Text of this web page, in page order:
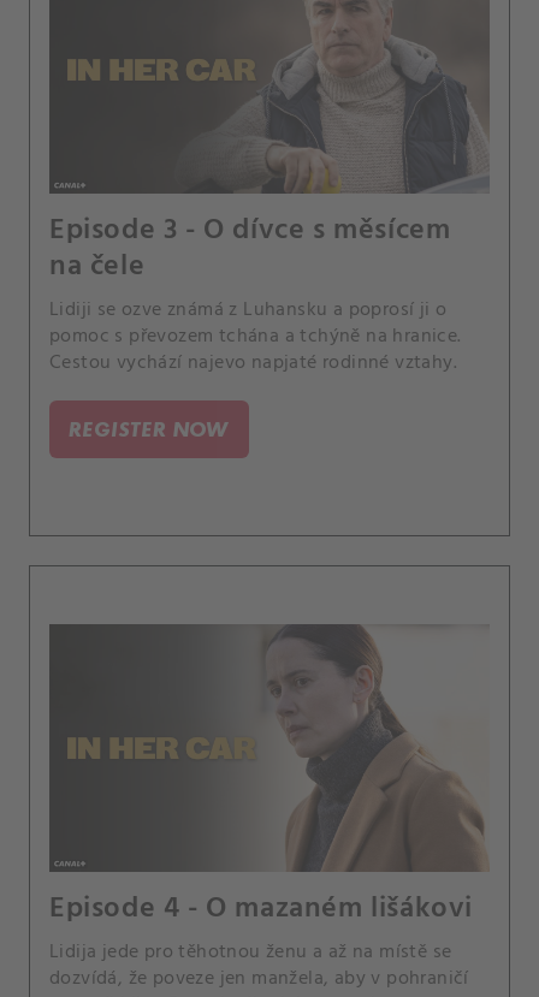
Episode 3 - O dívce s měsícem
na čele
Lidiji se ozve známá z Luhansku a poprosí ji o
pomoc s převozem tchána a tchýně na hranice.
Cestou vychází najevo napjaté rodinné vztahy.
REGISTER NOW
Episode 4 - O mazaném lišákovi
Lidija jede pro těhotnou ženu a až na místě se
dozvídá, že poveze jen manžela, aby v pohraničí